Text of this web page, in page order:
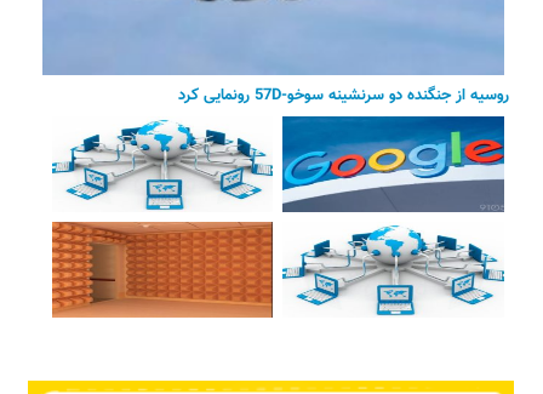
روسیه از جنگنده دو سرنشینه سوخو-57D رونمایی کرد